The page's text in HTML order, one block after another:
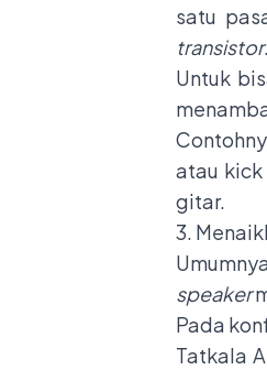
satu
transistor.
Untuk
atau kick
gitar.
3.
speaker
Pada
Tatkala